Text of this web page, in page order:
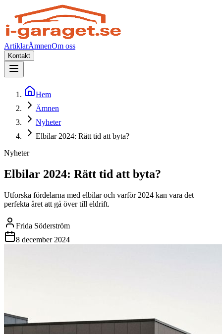
ArtiklarÄmnenOm oss
Kontakt
Hem
Ämnen
Nyheter
Elbilar 2024: Rätt tid att byta?
Nyheter
Elbilar 2024: Rätt tid att byta?
Utforska fördelarna med elbilar och varför 2024 kan vara det
perfekta året att gå över till eldrift.
Frida Söderström
8 december 2024